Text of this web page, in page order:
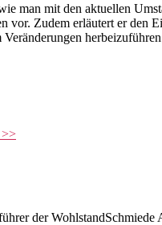
man mit den aktuellen
vor. Zudem erläutert er den
>>
der